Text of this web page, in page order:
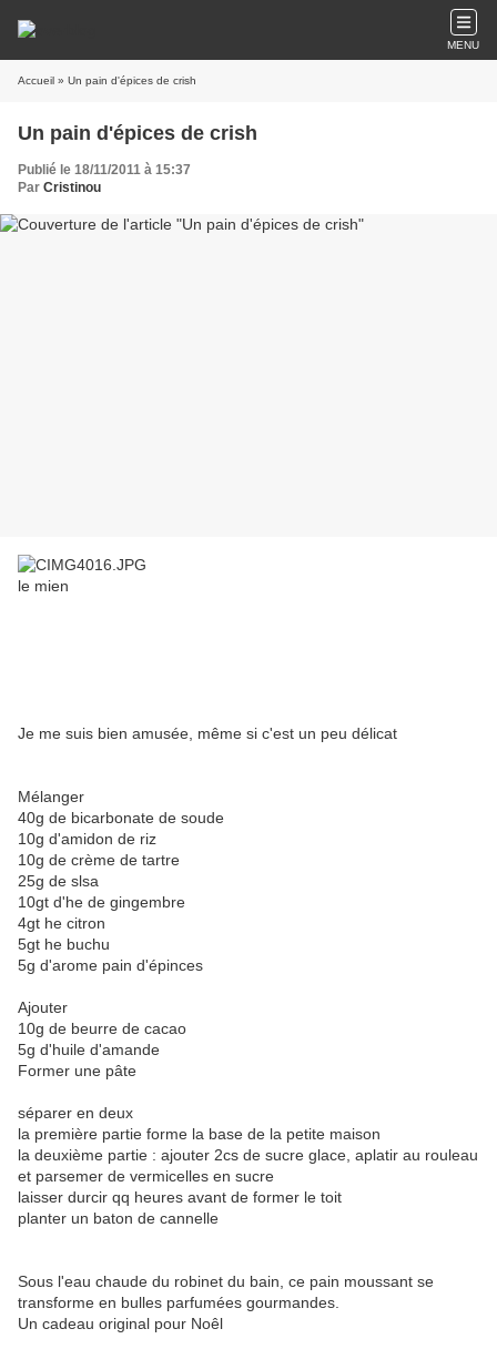
MENU
Accueil » Un pain d'épices de crish
Un pain d'épices de crish
Publié le 18/11/2011 à 15:37
Par Cristinou
le mien
Je me suis bien amusée, même si c'est un peu délicat
Mélanger
40g de bicarbonate de soude
10g d'amidon de riz
10g de crème de tartre
25g de slsa
10gt d'he de gingembre
4gt he citron
5gt he buchu
5g d'arome pain d'épinces
Ajouter
10g de beurre de cacao
5g d'huile d'amande
Former une pâte
séparer en deux
la première partie forme la base de la petite maison
la deuxième partie : ajouter 2cs de sucre glace, aplatir au rouleau
et parsemer de vermicelles en sucre
laisser durcir qq heures avant de former le toit
planter un baton de cannelle
Sous l'eau chaude du robinet du bain, ce pain moussant se
transforme en bulles parfumées gourmandes.
Un cadeau original pour Noêl